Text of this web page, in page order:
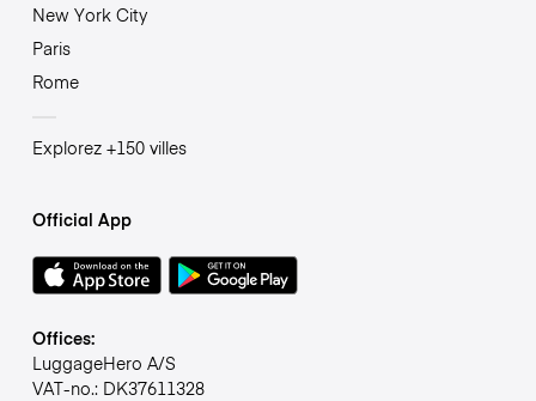
New York City
Paris
Rome
Explorez +150 villes
Official App
Offices:
LuggageHero A/S
VAT-no.: DK37611328